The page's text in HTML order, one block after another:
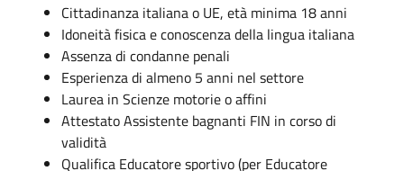
Cittadinanza italiana o UE, età minima 18 anni
Idoneità fisica e conoscenza della lingua italiana
Assenza di condanne penali
Esperienza di almeno 5 anni nel settore
Laurea in Scienze motorie o affini
AttestatoAssistente bagnanti FIN in corso di
validità
Qualifica Educatore sportivo(per Educatore